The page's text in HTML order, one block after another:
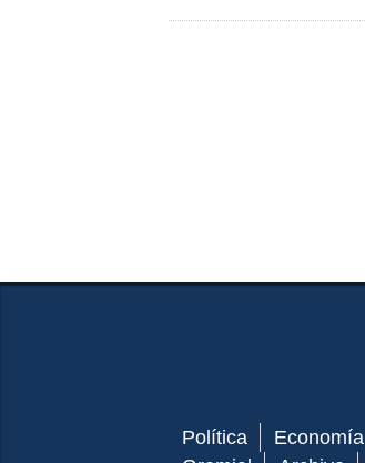
Política Economía